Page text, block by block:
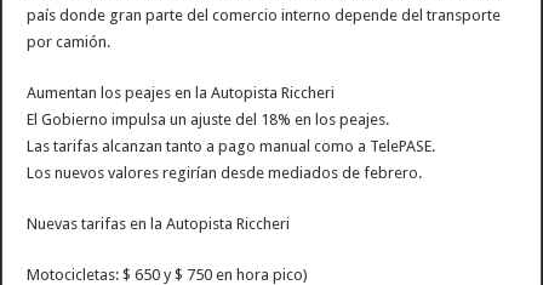
país donde gran parte del comercio interno depende del transporte
por camión.
Aumentan los peajes en la Autopista Riccheri
El Gobierno impulsa un ajuste del 18% en los peajes.
Las tarifas alcanzan tanto a pago manual como a TelePASE.
Los nuevos valores regirían desde mediados de febrero.
Nuevas tarifas en la Autopista Riccheri
Motocicletas: $ 650 y $ 750 en hora pico)